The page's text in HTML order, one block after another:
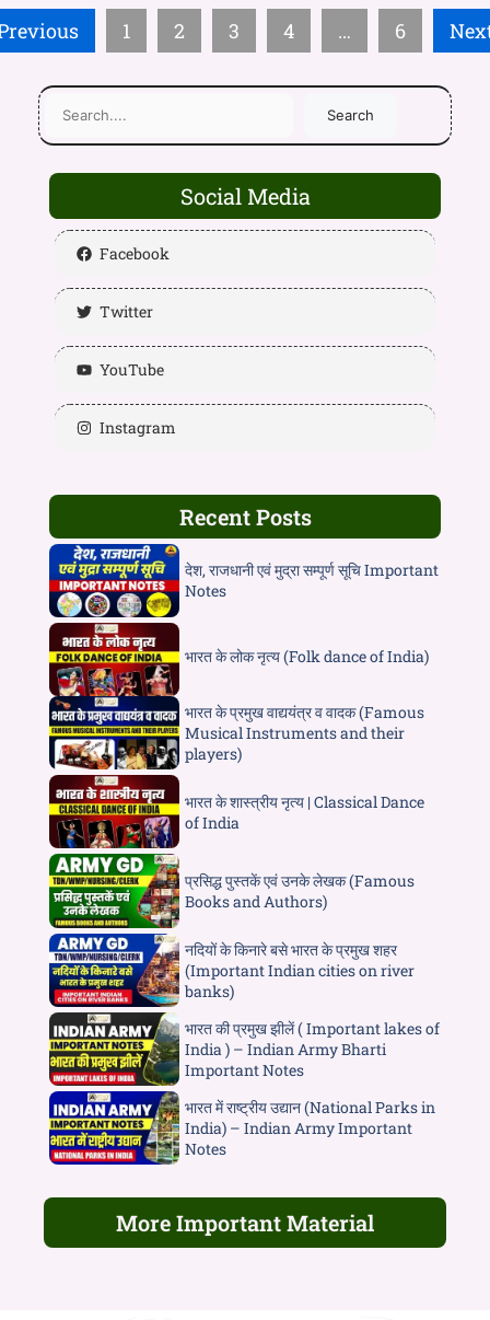
1 2 3 4 … 6
Search
Social Media
Facebook
Twitter
YouTube
Instagram
Recent Posts
देश, राजधानी एवं मुद्रा सम्पूर्ण सूचि Important
Notes
भारत के लोक नृत्य (Folk dance of India)
भारत के प्रमुख वाद्ययंत्र व वादक (Famous
Musical Instruments and their
players)
भारत के शास्त्रीय नृत्य | Classical Dance
of India
प्रसिद्ध पुस्तकें एवं उनके लेखक (Famous
Books and Authors)
नदियों के किनारे बसे भारत के प्रमुख शहर
(Important Indian cities on river
banks)
भारत की प्रमुख झीलें ( Important lakes of
India ) – Indian Army Bharti
Important Notes
भारत में राष्ट्रीय उद्यान (National Parks in
India) – Indian Army Important
Notes
More Important Material